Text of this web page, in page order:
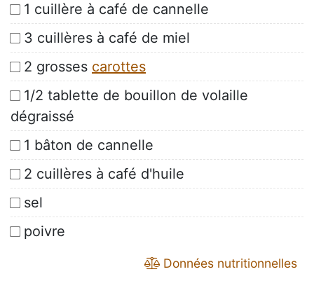
1 cuillère à café de cannelle
3 cuillères à café de miel
2 grosses carottes
1/2 tablette de bouillon de volaille
dégraissé
1 bâton de cannelle
2 cuillères à café d'huile
sel
poivre
Données nutritionnelles